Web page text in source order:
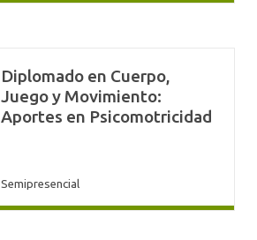
Diplomado en Cuerpo,
Juego y Movimiento:
Aportes en Psicomotricidad
Semipresencial